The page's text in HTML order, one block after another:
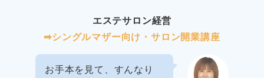
エステサロン経営
➡︎シングルマザー向け・サロン開業講座
お手本を見て、すんなり